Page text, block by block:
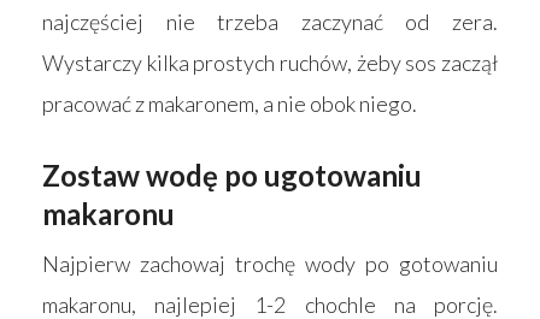
najczęściej nie trzeba zaczynać od zera.
Wystarczy kilka prostych ruchów, żeby sos zaczął
pracować z makaronem, a nie obok niego.
Zostaw wodę po ugotowaniu
makaronu
Najpierw zachowaj trochę wody po gotowaniu
makaronu, najlepiej 1-2 chochle na porcję.